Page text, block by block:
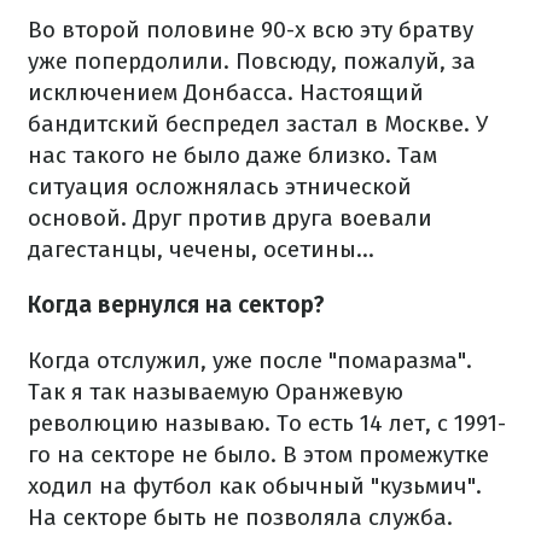
Во второй половине 90-х всю эту братву
уже попердолили. Повсюду, пожалуй, за
исключением Донбасса. Настоящий
бандитский беспредел застал в Москве. У
нас такого не было даже близко. Там
ситуация осложнялась этнической
основой. Друг против друга воевали
дагестанцы, чечены, осетины...
Когда вернулся на сектор?
Когда отслужил, уже после "помаразма".
Так я так называемую Оранжевую
революцию называю. То есть 14 лет, с 1991-
го на секторе не было. В этом промежутке
ходил на футбол как обычный "кузьмич".
На секторе быть не позволяла служба.